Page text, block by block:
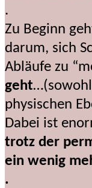
.
Zu Beginn
darum, sich
Abläufe zu
geht
physischen
Dabei ist
trotz der
ein wenig
.